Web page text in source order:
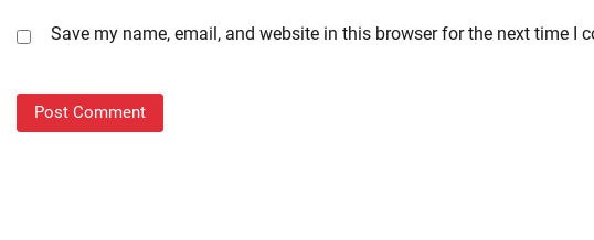
Save my name, email, and website in this browser for the next time I